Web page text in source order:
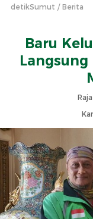
detikSumut Berita
Baru